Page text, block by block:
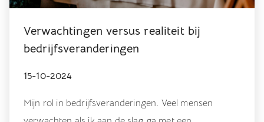
Verwachtingen versus realiteit bij
bedrijfsveranderingen
15-10-2024
Mijn rol in bedrijfsveranderingen. Veel mensen